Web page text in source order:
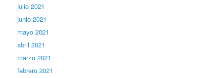
julio 2021
junio 2021
mayo 2021
abril 2021
marzo 2021
febrero 2021